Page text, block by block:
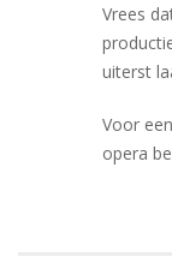
Vrees
uiterst
Voor
opera